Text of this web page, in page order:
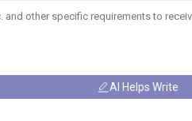
AI Helps Write